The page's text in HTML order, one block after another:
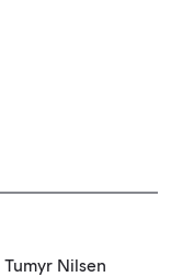
Nilsen